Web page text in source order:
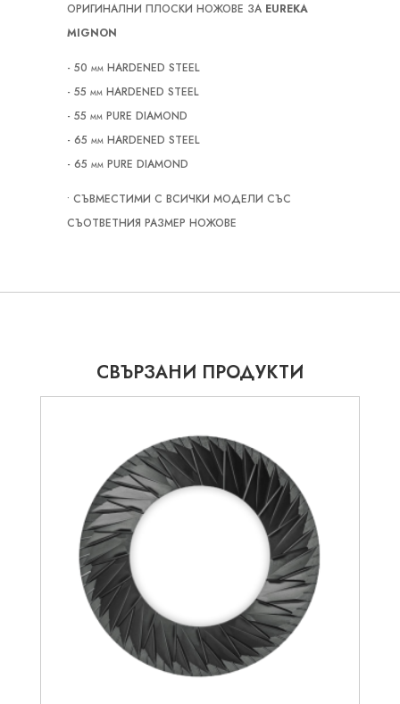
ОРИГИНАЛНИ ПЛОСКИ НОЖОВЕ ЗА EUREKA
MIGNON
- 50 mm HARDENED STEEL
- 55 mm HARDENED STEEL
- 55 mm PURE DIAMOND
- 65 mm HARDENED STEEL
- 65 mm PURE DIAMOND
• СЪВМЕСТИМИ С ВСИЧКИ МОДЕЛИ СЪС
СЪОТВЕТНИЯ РАЗМЕР НОЖОВЕ
СВЪРЗАНИ ПРОДУКТИ
148.27€